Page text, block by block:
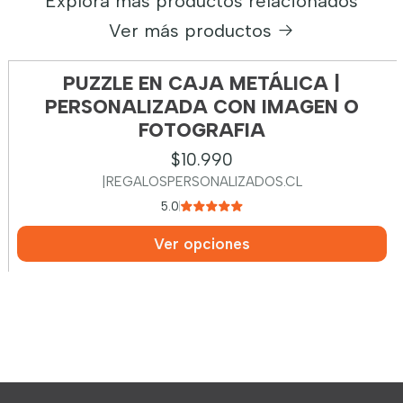
Ver más productos
PUZZLE EN CAJA METÁLICA |
PERSONALIZADA CON IMAGEN O
FOTOGRAFIA
$10.990
REGALOSPERSONALIZADOS.CL
5.0
Ver opciones